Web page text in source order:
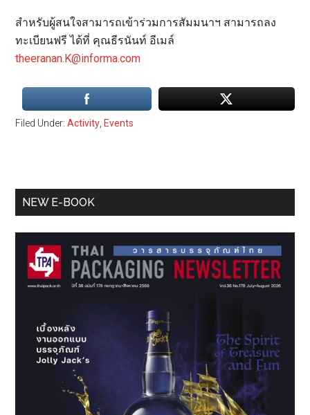
สำหรับผู้สนใจสามารถเข้าร่วมการสัมมนาฯ สามารถลง
ทะเบียนฟรี ได้ที่ คุณธีรนันท์ อีเมล์
theeranan.K@informa.com
Filed Under:Activity, Events
Primary
NEW E-BOOK